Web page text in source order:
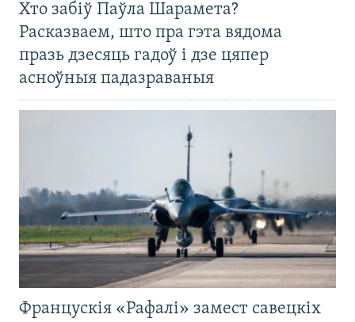
Хто забіў Паўла Шарамета?
Расказваем, што пра гэта вядома
празь дзесяць гадоў і дзе цяпер
асноўныя падазраваныя
Францускія «Рафалі» замест савецкіх